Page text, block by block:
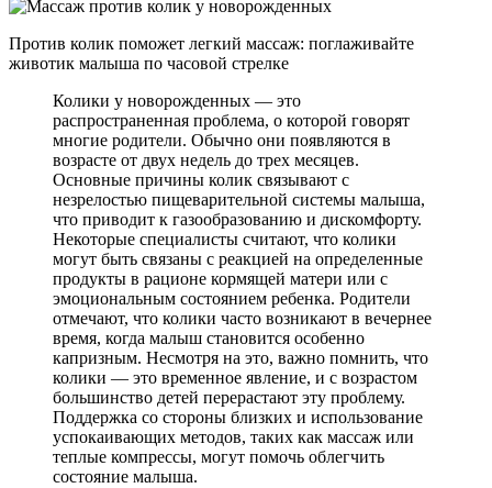
Против колик поможет легкий массаж: поглаживайте
животик малыша по часовой стрелке
Колики у новорожденных — это
распространенная проблема, о которой говорят
многие родители. Обычно они появляются в
возрасте от двух недель до трех месяцев.
Основные причины колик связывают с
незрелостью пищеварительной системы малыша,
что приводит к газообразованию и дискомфорту.
Некоторые специалисты считают, что колики
могут быть связаны с реакцией на определенные
продукты в рационе кормящей матери или с
эмоциональным состоянием ребенка. Родители
отмечают, что колики часто возникают в вечернее
время, когда малыш становится особенно
капризным. Несмотря на это, важно помнить, что
колики — это временное явление, и с возрастом
большинство детей перерастают эту проблему.
Поддержка со стороны близких и использование
успокаивающих методов, таких как массаж или
теплые компрессы, могут помочь облегчить
состояние малыша.